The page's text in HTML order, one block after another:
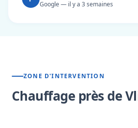
Google — il y a 3 semaines
ZONE D'INTERVENTION
Chauffage près de